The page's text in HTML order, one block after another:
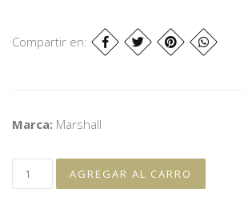
Compartir en:
Marca: Marshall